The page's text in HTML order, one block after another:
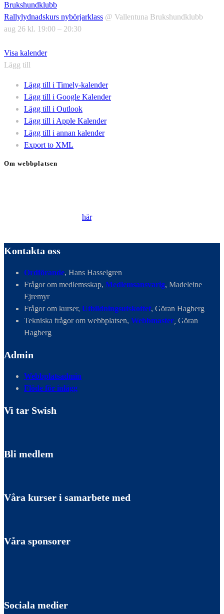
Brukshundklubb
Rallylydnadskurs nybörjarklass @ Vallentuna Brukshundklubb
aug 26 kl. 19:00 – 20:30
Visa kalender
Lägg till
Lägg till i Timely-kalender
Lägg till i Google Kalender
Lägg till i Outlook
Lägg till i Apple Kalender
Lägg till i annan kalender
Export to XML
Om webbplatsen
här.
Kontakta oss
Ordförande, Hans Hasselgren
Frågor om medlemsskap, Medlemsansvarig, Madeleine
Ejremyr
Frågor om kurser, Utbildningsutskottet, Göran Hagberg
Tekniska frågor om webbplatsen, Webbmaster Göran
Hagberg
Admin
Webbplatsadmin
Flöde för inlägg
Vi tar Swish
Bli medlem
Våra kurser i samarbete med
Våra sponsorer
Sociala medier